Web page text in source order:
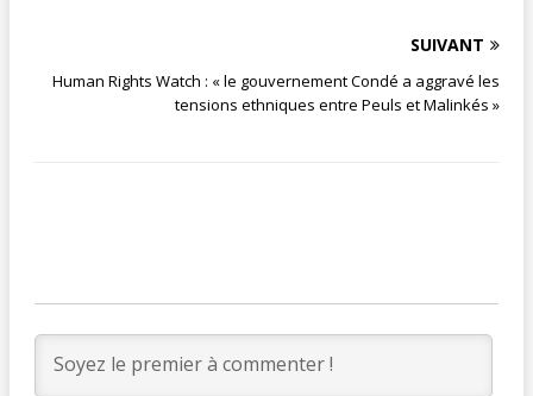
SUIVANT
Human Rights Watch : « le gouvernement Condé a aggravé les
tensions ethniques entre Peuls et Malinkés »